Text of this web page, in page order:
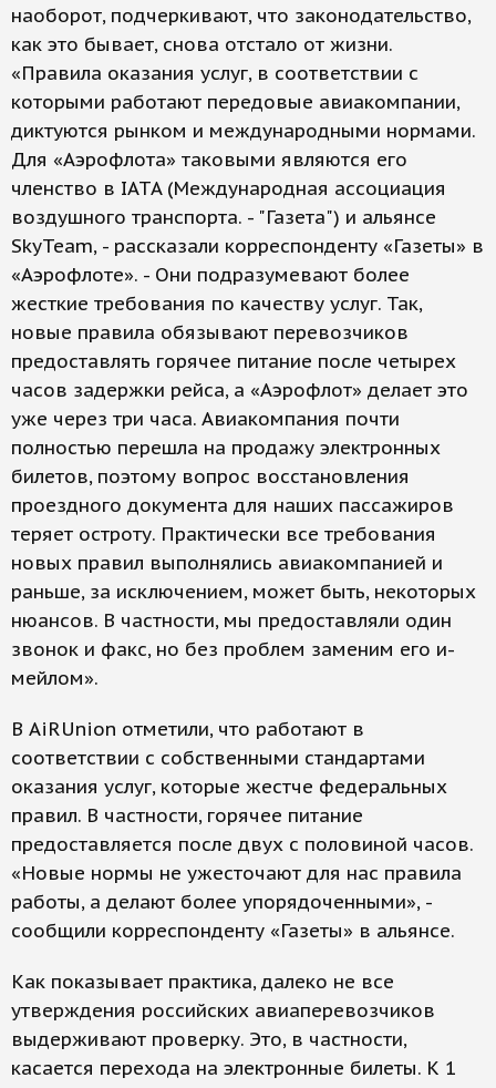
наоборот, подчеркивают, что законодательство,
как это бывает, снова отстало от жизни.
«Правила оказания услуг, в соответствии с
которыми работают передовые авиакомпании,
диктуются рынком и международными нормами.
Для «Аэрофлота» таковыми являются его
членство в IATA (Международная ассоциация
воздушного транспорта. - "Газета") и альянсе
SkyTeam, - рассказали корреспонденту «Газеты» в
«Аэрофлоте». - Они подразумевают более
жесткие требования по качеству услуг. Так,
новые правила обязывают перевозчиков
предоставлять горячее питание после четырех
часов задержки рейса, а «Аэрофлот» делает это
уже через три часа. Авиакомпания почти
полностью перешла на продажу электронных
билетов, поэтому вопрос восстановления
проездного документа для наших пассажиров
теряет остроту. Практически все требования
новых правил выполнялись авиакомпанией и
раньше, за исключением, может быть, некоторых
нюансов. В частности, мы предоставляли один
звонок и факс, но без проблем заменим его и-
мейлом».
В AiRUnion отметили, что работают в
соответствии с собственными стандартами
оказания услуг, которые жестче федеральных
правил. В частности, горячее питание
предоставляется после двух с половиной часов.
«Новые нормы не ужесточают для нас правила
работы, а делают более упорядоченными», -
сообщили корреспонденту «Газеты» в альянсе.
Как показывает практика, далеко не все
утверждения российских авиаперевозчиков
выдерживают проверку. Это, в частности,
касается перехода на электронные билеты. К 1